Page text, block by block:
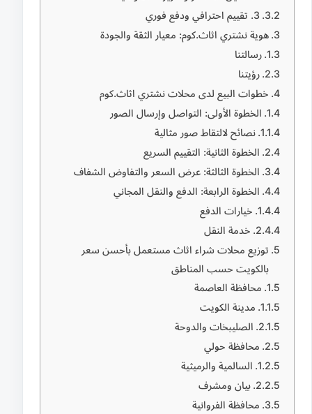
3. تقييم احترافي ودفع فوري
هوية نشتري اثاث.كوم: معيار الثقة والجودة
رسالتنا
رؤيتنا
خطوات البيع لدى محلات نشتري اثاث.كوم
الخطوة الأولى: التواصل وإرسال الصور
نصائح لالتقاط صور مثالية
الخطوة الثانية: التقييم السريع
الخطوة الثالثة: عرض السعر والتفاوض الشفاف
الخطوة الرابعة: الدفع والنقل المجاني
خيارات الدفع
خدمة النقل
توزيع محلات شراء اثاث مستعمل بأحسن سعر
بالكويت حسب المناطق
محافظة العاصمة
مدينة الكويت
الصليبخات والدوحة
محافظة حولي
السالمية والرميثية
بيان ومشرف
محافظة الفروانية